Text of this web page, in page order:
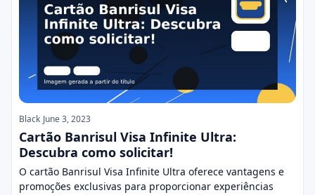
Black June 3, 2023
Cartão Banrisul Visa Infinite Ultra:
Descubra como solicitar!
O cartão Banrisul Visa Infinite Ultra oferece vantagens e
promoções exclusivas para proporcionar experiências